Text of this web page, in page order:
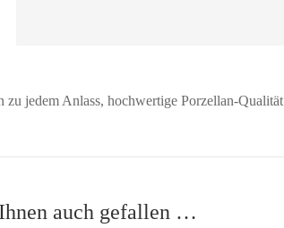
zu jedem Anlass, hochwertige Porzellan-Qualität
auch gefallen …